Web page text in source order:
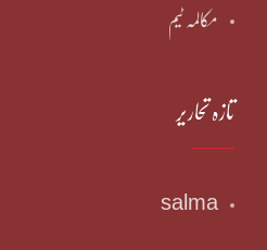
مکالمہ ٹیم
تازہ تحاریر
salma